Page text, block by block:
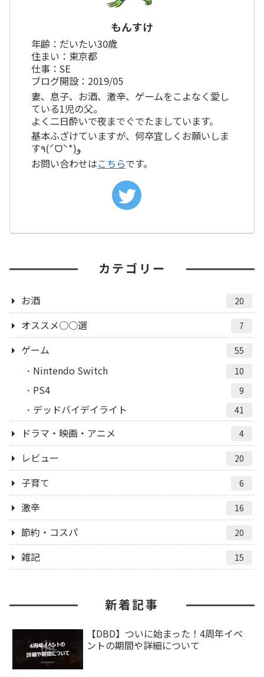
もんすけ
年齢：だいたい30歳
住まい：東京都
仕事：SE
ブログ開設：2019/05
妻、息子、お酒、激辛、ゲームをこよなく愛し
ている1児の父。
よく二日酔いで夜までぐでたましています。
基本ふざけていますが、何卒宜しくお願いしま
す٩(ˊᗜˋ*)و
お問い合わせはこちらです。
カテゴリー
お酒 20
オススメ○○選 7
ゲーム 55
Nintendo Switch 10
PS4 9
デッドバイデイライト 41
ドラマ・映画・アニメ 4
レビュー 20
子育て 6
激辛 16
節約・コスパ 20
雑記 15
新着記事
【DBD】ついに始まった！4周年イベ
ントの期間や詳細について